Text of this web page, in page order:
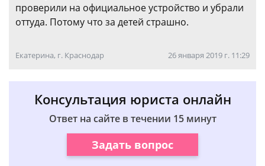
проверили на официальное устройство и убрали
оттуда. Потому что за детей страшно.
Екатерина, г. Краснодар 26 января 2019 г. 11:29
Консультация юриста онлайн
Ответ на сайте в течении 15 минут
Задать вопрос